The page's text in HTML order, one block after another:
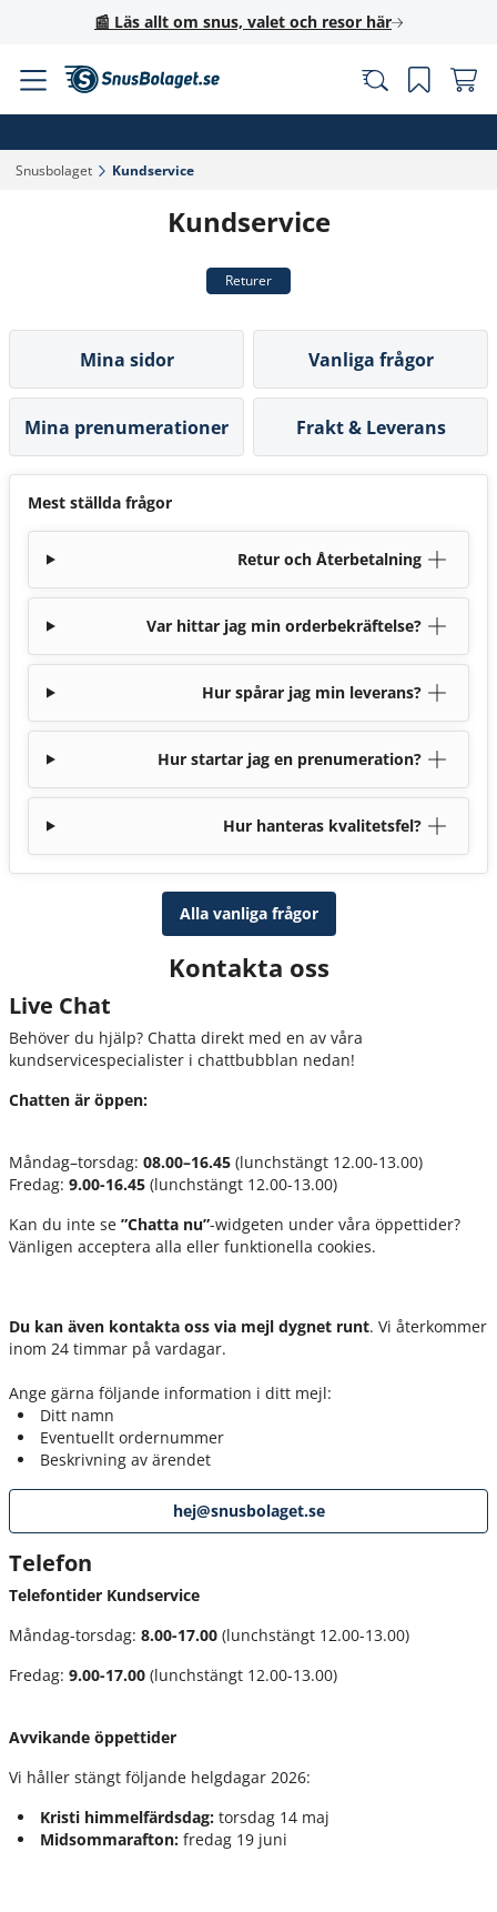
📰 Läs allt om snus, valet och resor här
Snusbolaget‎ Kundservice‎
Kundservice
Returer
Mina sidor Vanliga frågor
Mina prenumerationer Frakt & Leverans
Mest ställda frågor
Retur och Återbetalning
Var hittar jag min orderbekräftelse?
Hur spårar jag min leverans?
Hur startar jag en prenumeration?
Hur hanteras kvalitetsfel?
Alla vanliga frågor
Kontakta oss
Live Chat
Behöver du hjälp? Chatta direkt med en av våra
kundservicespecialister i chattbubblan nedan!
Chatten är öppen:
Måndag–torsdag: 08.00–16.45 (lunchstängt 12.00-13.00)
Fredag: 9.00-16.45 (lunchstängt 12.00-13.00)
Kan du inte se ”Chatta nu”-widgeten under våra öppettider?
Vänligen acceptera alla eller funktionella cookies.
Du kan även kontakta oss via mejl dygnet runt. Vi återkommer
inom 24 timmar på vardagar.
Ange gärna följande information i ditt mejl:
Ditt namn
Eventuellt ordernummer
Beskrivning av ärendet
hej@snusbolaget.se
Telefon
Telefontider Kundservice
Måndag-torsdag: 8.00-17.00 (lunchstängt 12.00-13.00)
Fredag: 9.00-17.00 (lunchstängt 12.00-13.00)
Avvikande öppettider
Vi håller stängt följande helgdagar 2026:
Kristi himmelfärdsdag: torsdag 14 maj
Midsommarafton: fredag 19 juni